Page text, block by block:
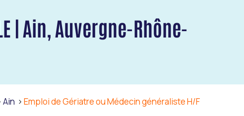
| Ain, Auvergne-Rhône-
Ain Emploi de Gériatre ou Médecin généraliste H/F